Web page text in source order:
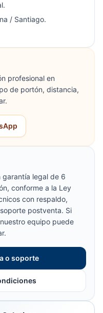
/ Santiago.
profesional en
de portón, distancia,
legal de 6
conforme a la Ley
con respaldo,
postventa. Si
equipo puede
o soporte